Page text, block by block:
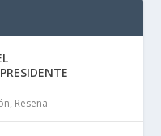
, Reseña